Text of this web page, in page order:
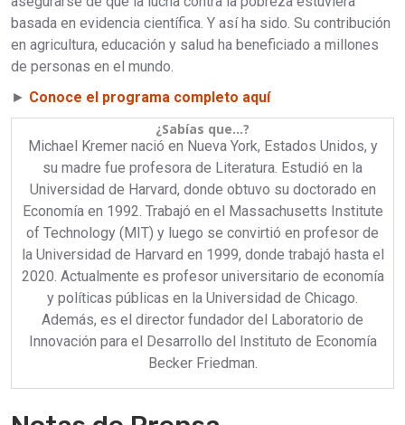
basada en evidencia científica. Y así ha sido. Su contribución
en agricultura, educación y salud ha beneficiado a millones
de personas en el mundo.
► Conoce el programa completo aquí
¿Sabías que…?
Michael Kremer nació en Nueva York, Estados Unidos, y
su madre fue profesora de Literatura. Estudió en la
Universidad de Harvard, donde obtuvo su doctorado en
Economía en 1992. Trabajó en el Massachusetts Institute
of Technology (MIT) y luego se convirtió en profesor de
la Universidad de Harvard en 1999, donde trabajó hasta el
2020. Actualmente es profesor universitario de economía
y políticas públicas en la Universidad de Chicago.
Además, es el director fundador del Laboratorio de
Innovación para el Desarrollo del Instituto de Economía
Becker Friedman.